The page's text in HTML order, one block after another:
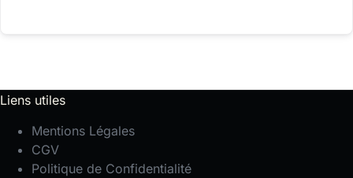
Liens utiles
Mentions Légales
CGV
Politique de Confidentialité